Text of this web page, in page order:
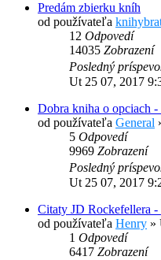
Predám zbierku kníh
od používateľa
12 Odpovedí
14035 Zobrazení
Posledný
Ut 25 07, 2017
Dobra kniha o opciach
od používateľa General
5 Odpovedí
9969 Zobrazení
Posledný
Ut 25 07, 2017
Citaty JD Rockefellera -
od používateľa Henry »
1 Odpovedí
6417 Zobrazení